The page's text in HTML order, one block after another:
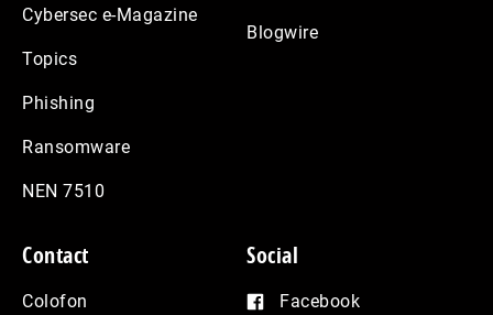
Cybersec e-Magazine
Topics
Phishing
Ransomware
NEN 7510
Blogwire
Contact
Colofon
Social
Facebook